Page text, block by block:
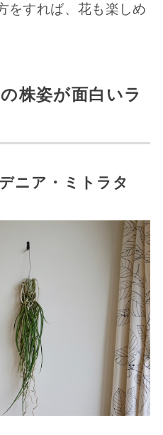
をすれば、花も楽しめ
株姿が面白いラ
ニア・ミトラタ